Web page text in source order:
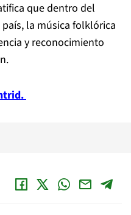
que dentro del
la música folklórica
y reconocimiento